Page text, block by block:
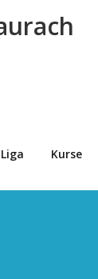
Liga Kurse